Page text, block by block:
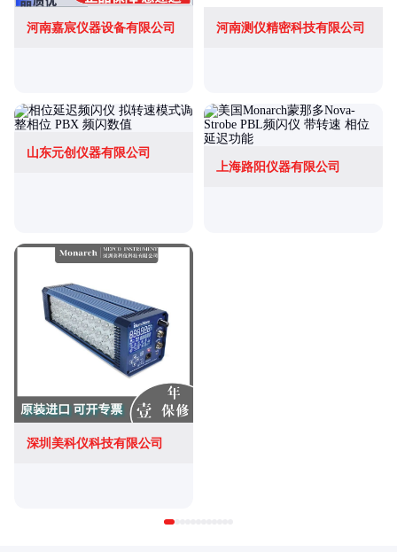
河南嘉宸仪器设备有限公司 河南测仪精密科技有限公司
山东元创仪器有限公司
上海路阳仪器有限公司
深圳美科仪科技有限公司